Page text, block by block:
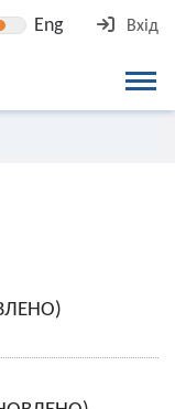
Eng Вхід